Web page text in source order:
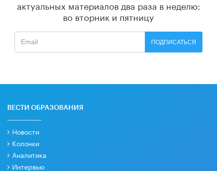
актуальных материалов два раза в неделю:
во вторник и пятницу
ПОДПИСАТЬСЯ
ВЕСТИ ОБРАЗОВАНИЯ
Новости
Колонки
Аналитика
Интервью